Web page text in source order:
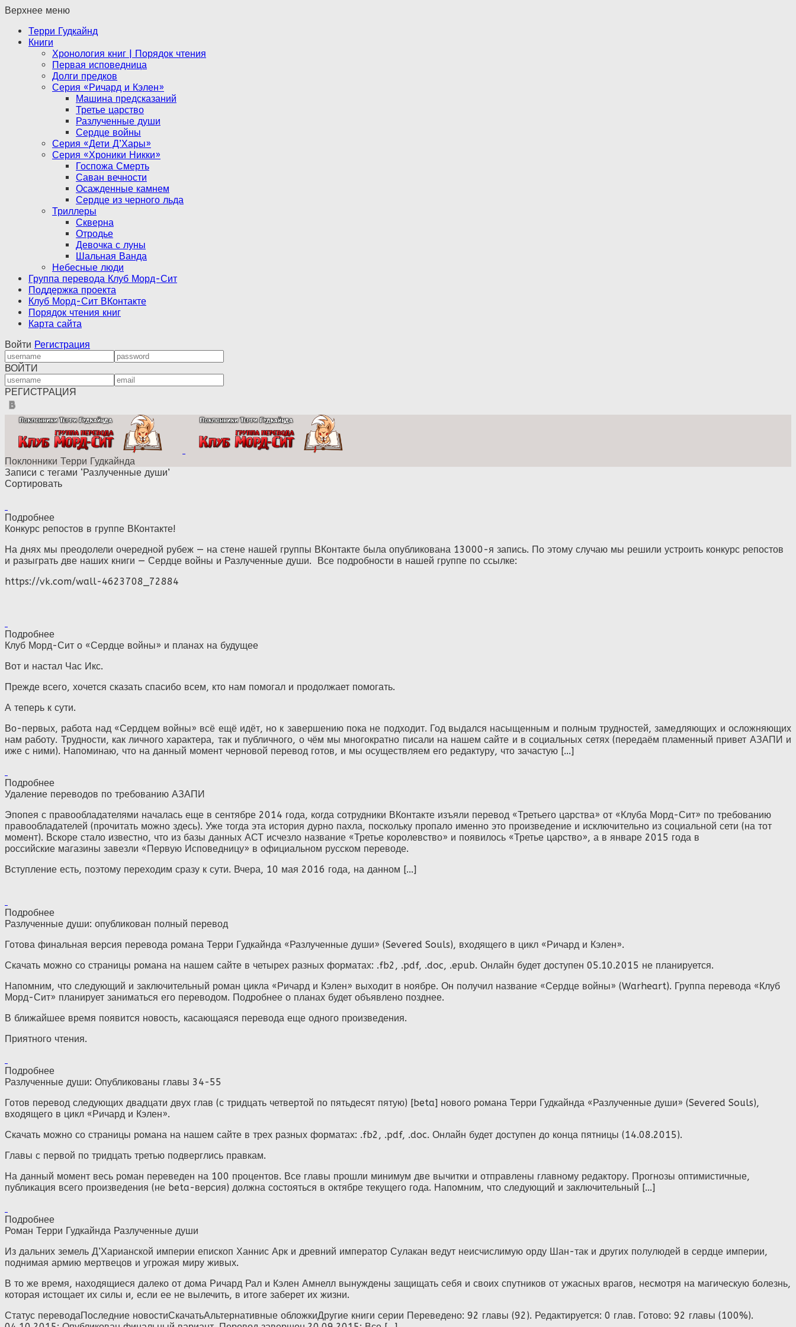
Верхнее меню
Терри Гудкайнд
Книги
Хронология книг | Порядок чтения
Первая исповедница
Долги предков
Серия «Ричард и Кэлен»
Машина предсказаний
Третье царство
Разлученные души
Сердце войны
Серия «Дети Д’Хары»
Серия «Хроники Никки»
Госпожа Смерть
Саван вечности
Осажденные камнем
Сердце из черного льда
Триллеры
Скверна
Отродье
Девочка с луны
Шальная Ванда
Небесные люди
Группа перевода Клуб Морд-Сит
Поддержка проекта
Клуб Морд-Сит ВКонтакте
Порядок чтения книг
Карта сайта
Войти Регистрация
ВОЙТИ
РЕГИСТРАЦИЯ
Поклонники Терри Гудкайнда
Записи с тегами ‘Разлученные души’
Сортировать
Подробнее
Конкурс репостов в группе ВКонтакте!
На днях мы преодолели очередной рубеж — на стене нашей группы ВКонтакте была опубликована 13000-я запись. По этому случаю мы решили устроить конкурс репостов
и разыграть две наших книги — Сердце войны и Разлученные души. Все подробности в нашей группе по ссылке:
https://vk.com/wall-4623708_72884
Подробнее
Клуб Морд-Сит о «Сердце войны» и планах на будущее
Вот и настал Час Икс.
Прежде всего, хочется сказать спасибо всем, кто нам помогал и продолжает помогать.
А теперь к сути.
Во-первых, работа над «Сердцем войны» всё ещё идёт, но к завершению пока не подходит. Год выдался насыщенным и полным трудностей, замедляющих и осложняющих
нам работу. Трудности, как личного характера, так и публичного, о чём мы многократно писали на нашем сайте и в социальных сетях (передаём пламенный привет АЗАПИ и
иже с ними). Напоминаю, что на данный момент черновой перевод готов, и мы осуществляем его редактуру, что зачастую [...]
Подробнее
Удаление переводов по требованию АЗАПИ
Эпопея с правообладателями началась еще в сентябре 2014 года, когда сотрудники ВКонтакте изъяли перевод «Третьего царства» от «Клуба Морд-Сит» по требованию
правообладателей (прочитать можно здесь). Уже тогда эта история дурно пахла, поскольку пропало именно это произведение и исключительно из социальной сети (на тот
момент). Вскоре стало известно, что из базы данных АСТ исчезло название «Третье королевство» и появилось «Третье царство», а в январе 2015 года в
российские магазины завезли «Первую Исповедницу» в официальном русском переводе.
Вступление есть, поэтому переходим сразу к сути. Вчера, 10 мая 2016 года, на данном [...]
Подробнее
Разлученные души: опубликован полный перевод
Готова финальная версия перевода романа Терри Гудкайнда «Разлученные души» (Severed Souls), входящего в цикл «Ричард и Кэлен».
Скачать можно со страницы романа на нашем сайте в четырех разных форматах: .fb2, .pdf, .doc, .epub. Онлайн будет доступен 05.10.2015 не планируется.
Напомним, что следующий и заключительный роман цикла «Ричард и Кэлен» выходит в ноябре. Он получил название «Сердце войны» (Warheart). Группа перевода «Клуб
Морд-Сит» планирует заниматься его переводом. Подробнее о планах будет объявлено позднее.
В ближайшее время появится новость, касающаяся перевода еще одного произведения.
Приятного чтения.
Подробнее
Разлученные души: Опубликованы главы 34-55
Готов перевод следующих двадцати двух глав (с тридцать четвертой по пятьдесят пятую) [beta] нового романа Терри Гудкайнда «Разлученные души» (Severed Souls),
входящего в цикл «Ричард и Кэлен».
Скачать можно со страницы романа на нашем сайте в трех разных форматах: .fb2, .pdf, .doc. Онлайн будет доступен до конца пятницы (14.08.2015).
Главы с первой по тридцать третью подверглись правкам.
На данный момент весь роман переведен на 100 процентов. Все главы прошли минимум две вычитки и отправлены главному редактору. Прогнозы оптимистичные,
публикация всего произведения (не beta-версия) должна состояться в октябре текущего года. Напомним, что следующий и заключительный [...]
Подробнее
Роман Терри Гудкайнда Разлученные души
Из дальних земель Д’Харианской империи епископ Ханнис Арк и древний император Сулакан ведут неисчислимую орду Шан-так и других полулюдей в сердце империи,
поднимая армию мертвецов и угрожая миру живых.
В то же время, находящиеся далеко от дома Ричард Рал и Кэлен Амнелл вынуждены защищать себя и своих спутников от ужасных врагов, несмотря на магическую болезнь,
которая истощает их силы и, если ее не вылечить, в итоге заберет их жизни.
Статус переводаПоследние новостиСкачатьАльтернативные обложкиДругие книги серии Переведено: 92 главы (92). Редактируется: 0 глав. Готово: 92 главы (100%).